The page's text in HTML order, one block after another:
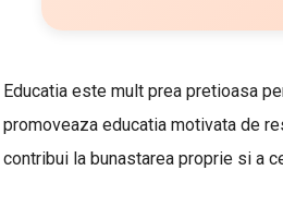
Educatia este mult prea pretioasa
promoveaza educatia motivata de
contribui la bunastarea proprie si a